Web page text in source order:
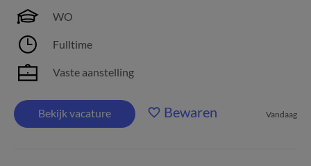
WO
Fulltime
Vaste aanstelling
Bekijk vacature Bewaren Vandaag